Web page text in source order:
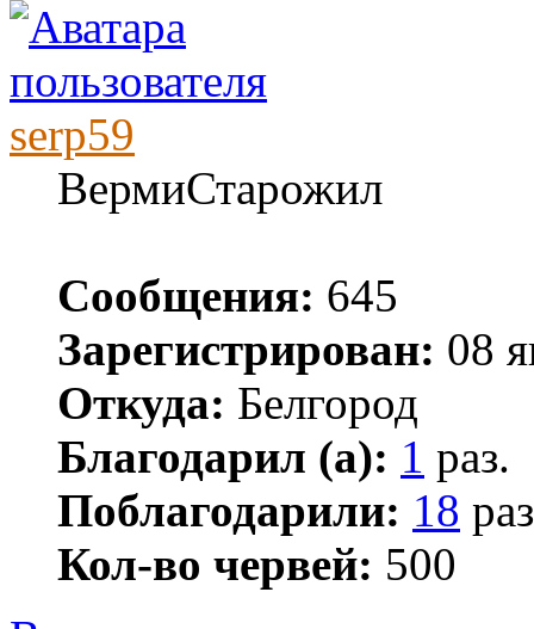
serp59
ВермиСтарожил
Сообщения: 645
Зарегистрирован: 08
Откуда: Белгород
Благодарил (а): 1 раз.
Поблагодарили: 18
Кол-во червей: 500